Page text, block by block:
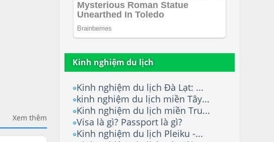
Kinh nghiệm du lịch
Kinh nghiệm du lịch Đà Lạt: ...
kinh nghiệm du lịch miền Tây...
Kinh nghiệm du lịch miền Tru...
Visa là gì? Passport là gì?
Kinh nghiệm du lịch Pleiku -...
Xem thêm